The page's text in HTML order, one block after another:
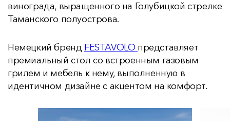
винограда, выращенного на Голубицкой стрелке
Таманского полуострова.
Немецкий бренд FESTAVOLO представляет
премиальный стол со встроенным газовым
грилем и мебель к нему, выполненную в
идентичном дизайне с акцентом на комфорт.